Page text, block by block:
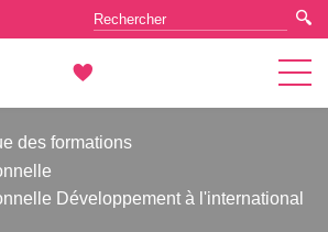
des formations
Développement à l'international